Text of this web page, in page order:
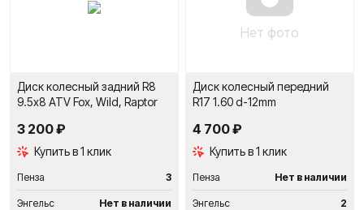
Диск колесный задний R8
9.5х8 ATV Fox, Wild, Raptor
3 200 ₽
Купить в 1 клик
Пенза 3
Энгельс Нет в наличии
Нет фото
Диск колесный передний
R17 1.60 d-12mm
4 700 ₽
Купить в 1 клик
Пенза Нет в наличии
Энгельс 2